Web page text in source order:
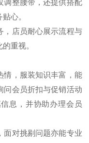
调整腰带，还提供搭配
心。
，店员耐心展示流程与
重视。
情，服装知识丰富，能
问会员折扣与促销活动
息，并协助办理会员
面对挑剔问题亦能专业